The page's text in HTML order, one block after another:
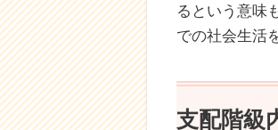
るという意味
での社会生活
支配階級